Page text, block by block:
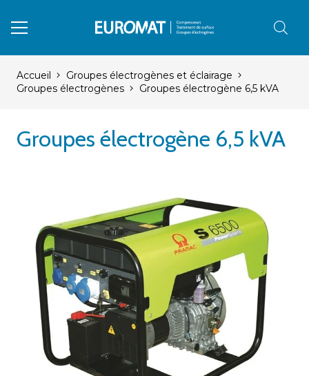
Accueil
Groupes électrogènes et éclairage
Groupes électrogènes
Groupes électrogène 6,5 kVA
Groupes électrogène 6,5 kVA